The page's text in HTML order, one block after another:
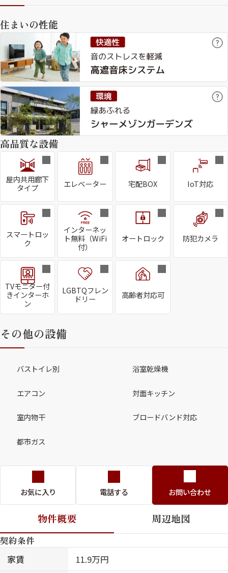
住まいの性能
高品質な設備
屋内共用廊下
タイプ
エレベーター 宅配BOX IoT対応
スマートロッ
ク
インターネッ
ト無料（WiFi
付）
オートロック 防犯カメラ
TVモニター付
きインターホ
ン
LGBTQフレン
ドリー
高齢者対応可
その他の設備
バストイレ別 浴室乾燥機
エアコン 対面キッチン
室内物干 ブロードバンド対応
都市ガス
お気に入り 電話する お問い合わせ
物件概要 周辺地図
契約条件
家賃
11.9万円